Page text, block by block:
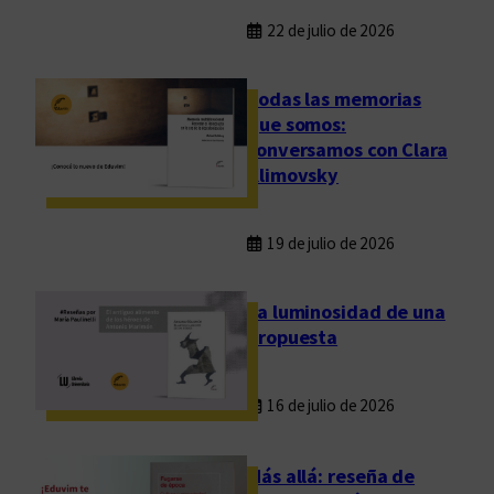
22 de julio de 2026
Todas las memorias
que somos:
conversamos con Clara
Klimovsky
19 de julio de 2026
La luminosidad de una
propuesta
16 de julio de 2026
Más allá: reseña de